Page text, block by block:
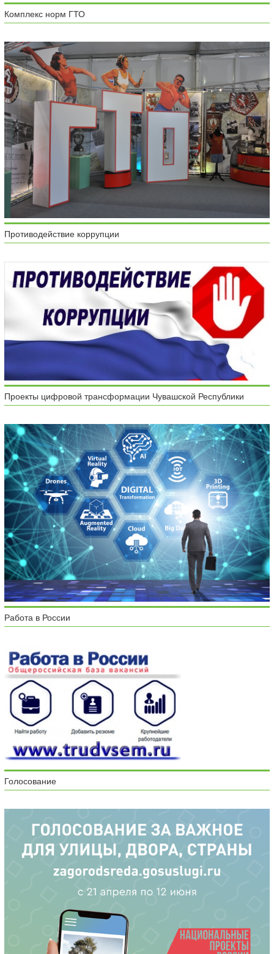
Комплекс норм ГТО
Противодействие коррупции
Проекты цифровой трансформации Чувашской Республики
Работа в России
Голосование